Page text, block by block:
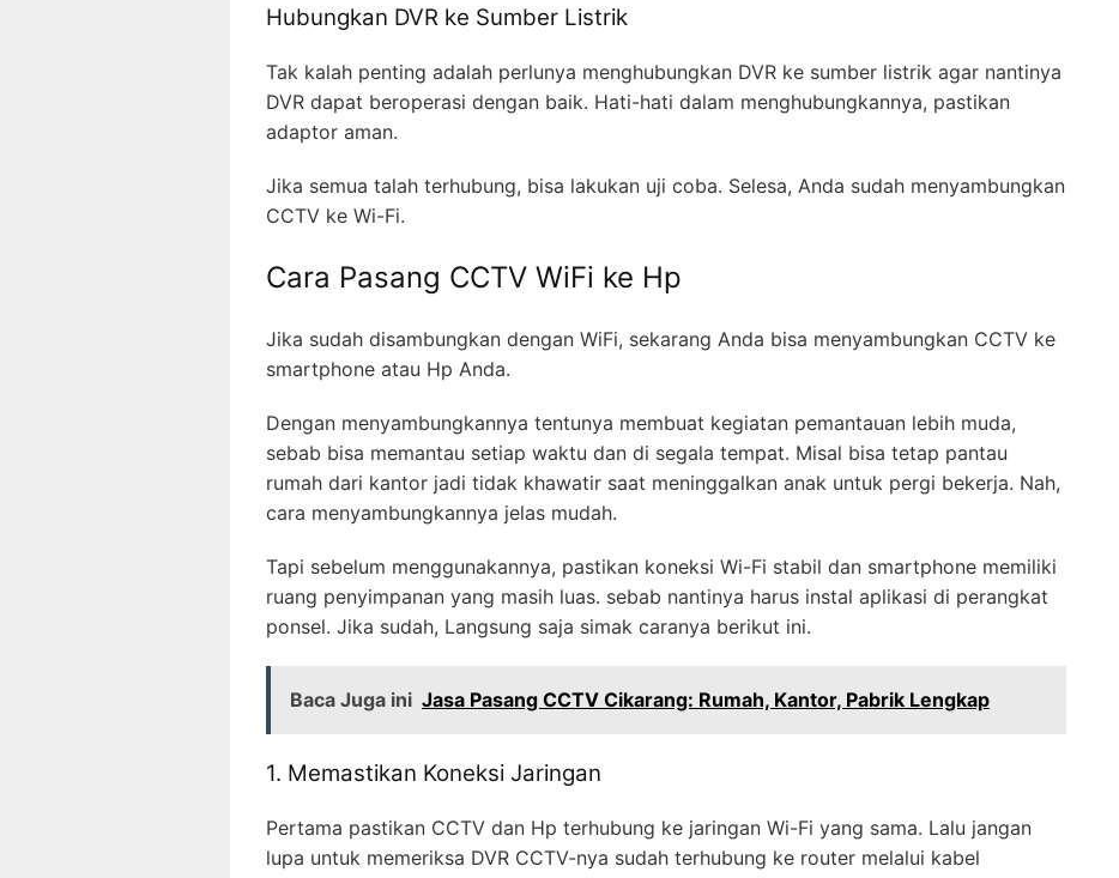
Hubungkan DVR ke Sumber Listrik
Tak kalah penting adalah perlunya menghubungkan DVR ke sumber listrik agar nantinya
DVR dapat beroperasi dengan baik. Hati-hati dalam menghubungkannya, pastikan
adaptor aman.
Jika semua talah terhubung, bisa lakukan uji coba. Selesa, Anda sudah menyambungkan
CCTV ke Wi-Fi.
Cara Pasang CCTV WiFi ke Hp
Jika sudah disambungkan dengan WiFi, sekarang Anda bisa menyambungkan CCTV ke
smartphone atau Hp Anda.
Dengan menyambungkannya tentunya membuat kegiatan pemantauan lebih muda,
sebab bisa memantau setiap waktu dan di segala tempat. Misal bisa tetap pantau
rumah dari kantor jadi tidak khawatir saat meninggalkan anak untuk pergi bekerja. Nah,
cara menyambungkannya jelas mudah.
Tapi sebelum menggunakannya, pastikan koneksi Wi-Fi stabil dan smartphone memiliki
ruang penyimpanan yang masih luas. sebab nantinya harus instal aplikasi di perangkat
ponsel. Jika sudah, Langsung saja simak caranya berikut ini.
Baca Juga ini Jasa Pasang CCTV Cikarang: Rumah, Kantor, Pabrik Lengkap
1. Memastikan Koneksi Jaringan
Pertama pastikan CCTV dan Hp terhubung ke jaringan Wi-Fi yang sama. Lalu jangan
lupa untuk memeriksa DVR CCTV-nya sudah terhubung ke router melalui kabel